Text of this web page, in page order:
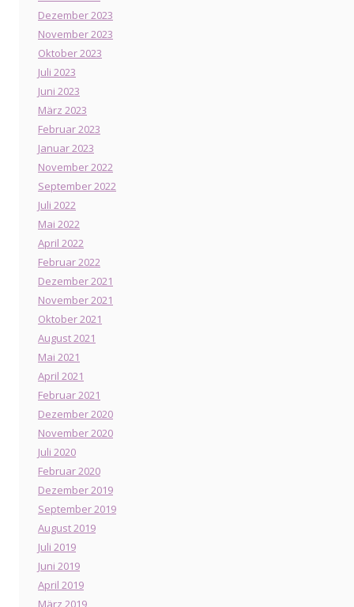
Dezember 2023
November 2023
Oktober 2023
Juli 2023
Juni 2023
März 2023
Februar 2023
Januar 2023
November 2022
September 2022
Juli 2022
Mai 2022
April 2022
Februar 2022
Dezember 2021
November 2021
Oktober 2021
August 2021
Mai 2021
April 2021
Februar 2021
Dezember 2020
November 2020
Juli 2020
Februar 2020
Dezember 2019
September 2019
August 2019
Juli 2019
Juni 2019
April 2019
März 2019